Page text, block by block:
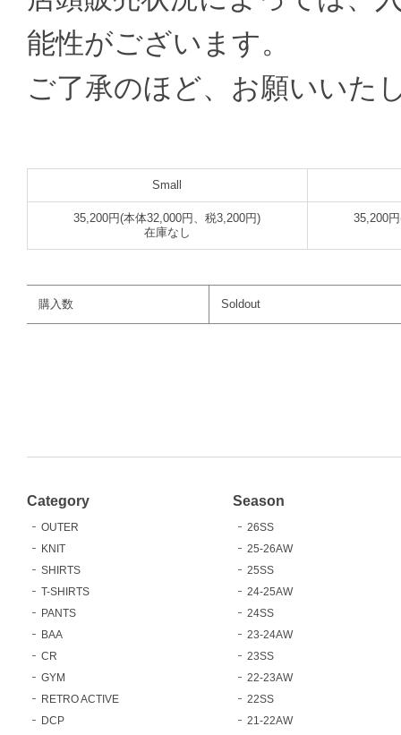
能性がございます。
ご了承のほど、お願いいた
Small
35,200円(本体32,000円、税3,200円)
在庫なし
35,200
購入数 Soldout
Category
OUTER
KNIT
SHIRTS
T-SHIRTS
PANTS
BAA
CR
GYM
RETRO ACTIVE
DCP
Season
26SS
25-26AW
25SS
24-25AW
24SS
23-24AW
23SS
22-23AW
22SS
21-22AW